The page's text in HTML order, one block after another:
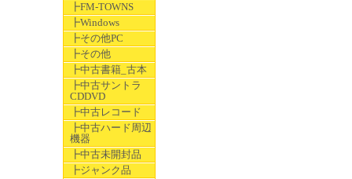
┣FM-TOWNS
┣Windows
┣その他PC
┣その他
┣中古書籍_古本
┣中古サントラ
CDDVD
┣中古レコード
┣中古ハード周辺
機器
┣中古未開封品
┣ジャンク品